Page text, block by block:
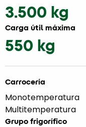
3.500 kg
Carga útil máxima
550 kg
Carrocería
Monotemperatura
Multitemperatura
Grupo frigorífico